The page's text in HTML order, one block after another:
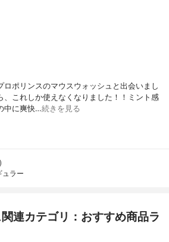
ロポリンスのマウスウォッシュと出会いまし
、これしか使えなくなりました！！ミント感
中に爽快…続きを見る
ュラー
連カテゴリ：おすすめ商品ラ